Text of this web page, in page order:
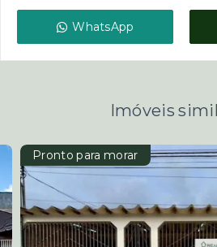
WhatsApp
Imóveis
Pronto para morar